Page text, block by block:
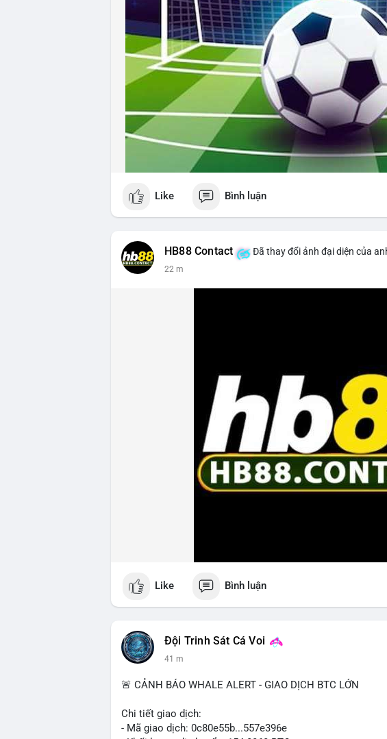
Like Bình luận
HB88 Contact Đã thay đổi ảnh đại diện của
22 m
Like Bình luận
Đội Trinh Sát Cá Voi
41 m
🚨 CẢNH BÁO WHALE ALERT - GIAO DỊCH BTC LỚN
Chi tiết giao dịch:
- Mã giao dịch: 0c80e55b...557e396e